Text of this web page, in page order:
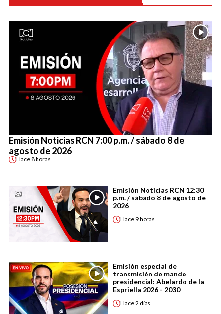
Emisión Noticias RCN 7:00 p.m. / sábado 8 de
agosto de 2026
Hace8 horas
Emisión Noticias RCN 12:30
p.m. / sábado 8 de agosto de
2026
Hace 9 horas
Emisión especial de
transmisión de mando
presidencial: Abelardo de la
Espriella 2026 - 2030
Hace2 días